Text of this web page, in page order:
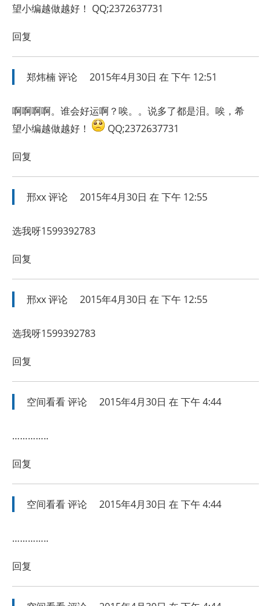
望小编越做越好！ QQ;2372637731
回复
郑炜楠评论 2015年4月30日 在 下午 12:51
啊啊啊啊。谁会好运啊？唉。。说多了都是泪。唉，希
望小编越做越好！
QQ;2372637731
回复
邢xx评论 2015年4月30日 在 下午 12:55
选我呀1599392783
回复
邢xx评论 2015年4月30日 在 下午 12:55
选我呀1599392783
回复
空间看看评论 2015年4月30日 在 下午 4:44
…………..
回复
空间看看评论 2015年4月30日 在 下午 4:44
…………..
回复